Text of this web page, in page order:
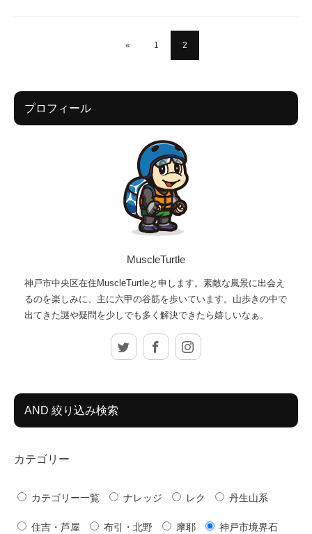
« 1 2
プロフィール
MuscleTurtle
神戸市中央区在住MuscleTurtleと申します。素敵な風景に出会え
るのを楽しみに、主に六甲の谷筋を歩いています。山歩きの中で
出てきた謎や疑問を少しでも多く解決できたら嬉しいなぁ。
Twitter FacebookInstagram
AND 絞り込み検索
カテゴリー
カテゴリー一覧 ナレッジ レク 丹生山系
住吉・芦屋 布引・北野 摩耶 神戸市境界石